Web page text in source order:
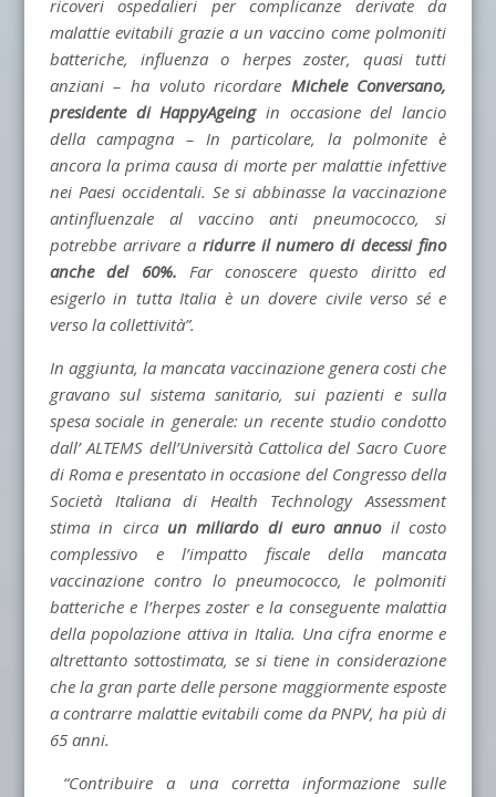
ricoveri ospedalieri per complicanze derivate da
malattie evitabili grazie a un vaccino come polmoniti
batteriche, influenza o herpes zoster, quasi tutti
anziani – ha voluto ricordare Michele Conversano,
presidente di HappyAgeingin occasione del lancio
della campagna – In particolare, la polmonite è
ancora la prima causa di morte per malattie infettive
nei Paesi occidentali. Se si abbinasse la vaccinazione
antinfluenzale al vaccino anti pneumococco, si
potrebbe arrivare a ridurre il numero di decessi fino
anche del 60%. Far conoscere questo diritto ed
esigerlo in tutta Italia è un dovere civile verso sé e
verso la collettività”.
In aggiunta, la mancata vaccinazione genera costi che
gravano sul sistema sanitario, sui pazienti e sulla
spesa sociale in generale: un recente studio condotto
dall’ ALTEMS dell’Università Cattolica del Sacro Cuore
di Roma e presentato in occasione del Congresso della
Società Italiana di Health Technology Assessment
stima in circa un miliardo di euro annuoil costo
complessivo e l’impatto fiscale della mancata
vaccinazione contro lo pneumococco, le polmoniti
batteriche e l’herpes zoster e la conseguente malattia
della popolazione attiva in Italia. Una cifra enorme e
altrettanto sottostimata, se si tiene in considerazione
che la gran parte delle persone maggiormente esposte
a contrarre malattie evitabili come da PNPV, ha più di
65 anni.
“Contribuire a una corretta informazione sulle